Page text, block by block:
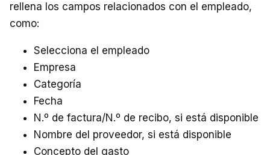
rellena los campos relacionados con el empleado,
como:
Selecciona el empleado
Empresa
Categoría
Fecha
N.º de factura/N.º de recibo, si está disponible
Nombre del proveedor, si está disponible
Concepto del gasto